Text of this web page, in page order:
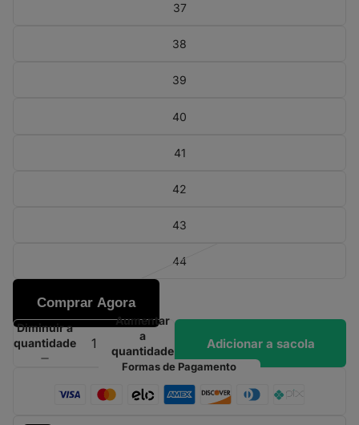
37
38
39
40
41
42
43
44
Comprar Agora
Diminuir a
quantidade
Aumentar
a
quantidade
Adicionar a sacola
Formas de Pagamento